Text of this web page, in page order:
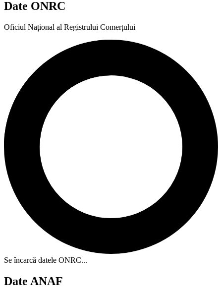
Date ONRC
Oficiul Național al Registrului Comerțului
Se încarcă datele ONRC...
Date ANAF